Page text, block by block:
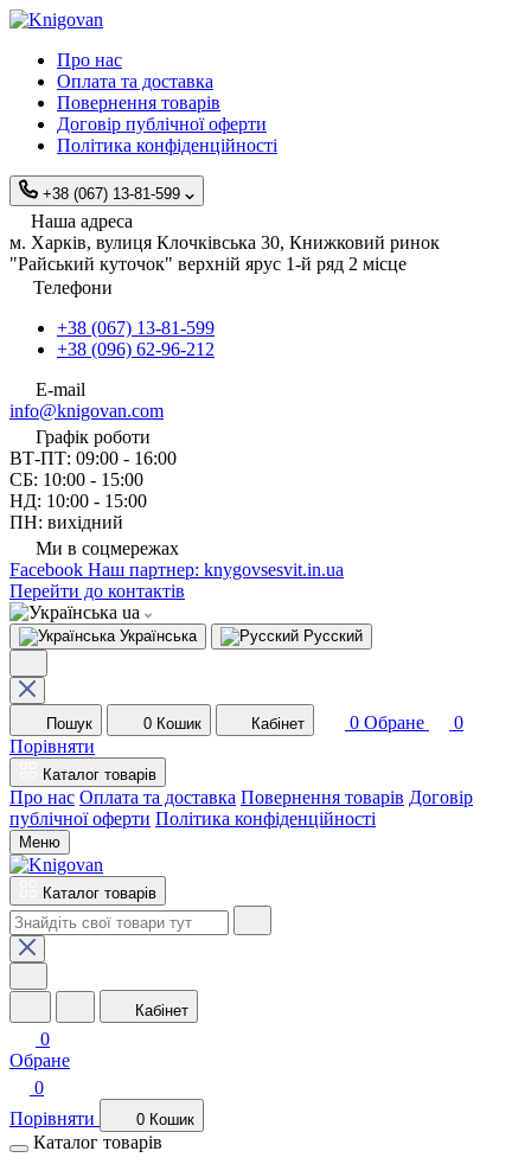
Про нас
Оплата та доставка
Повернення товарів
Договір публічної оферти
Політика конфіденційності
+38 (067) 13-81-599
Наша адреса
м. Харків, вулиця Клочківська 30, Книжковий ринок
"Райський куточок" верхній ярус 1-й ряд 2 місце
Телефони
+38 (067) 13-81-599
+38 (096) 62-96-212
E-mail
info@knigovan.com
Графік роботи
ВТ-ПТ: 09:00 - 16:00
СБ: 10:00 - 15:00
НД: 10:00 - 15:00
ПН: вихідний
Ми в соцмережах
Facebook Наш партнер: knygovsesvit.in.ua
Перейти до контактів
ua
Українська Русский
Пошук 0 Кошик Кабінет 0 Обране
0
Порівняти
Каталог товарів
Про нас Оплата та доставка Повернення товарів Договір
публічної оферти Політика конфіденційності
Меню
Каталог товарів
Кабінет
0
Обране
0
Порівняти
0 Кошик
Каталог товарів